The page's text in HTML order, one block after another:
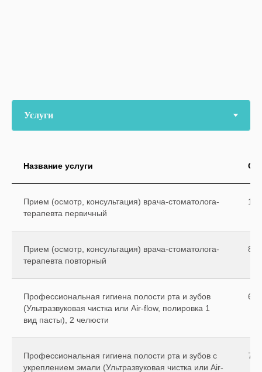
Название услуги
Прием (осмотр, консультация) врача-стоматолога-
терапевта первичный
Прием (осмотр, консультация) врача-стоматолога-
терапевта повторный
Профессиональная гигиена полости рта и зубов
(Ультразвуковая чистка или Air-flow, полировка 1
вид пасты), 2 челюсти
Профессиональная гигиена полости рта и зубов с
укреплением эмали (Ультразвуковая чистка или Air-